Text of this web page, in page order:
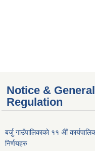
Notice & General
Regulation
बर्जु गाउँपालिकाकाे ११ अैाँ
निर्णयहरु